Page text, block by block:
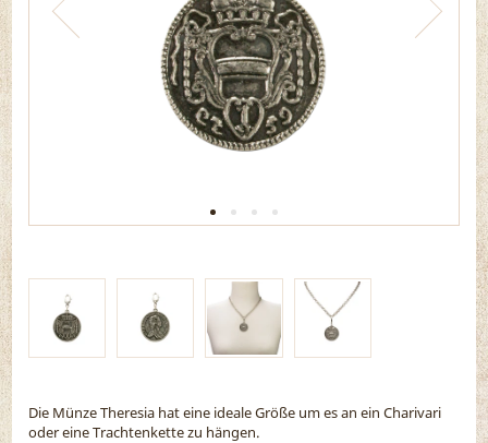
Die Münze Theresia hat eine ideale Größe um es an ein Charivari
oder eine Trachtenkette zu hängen.